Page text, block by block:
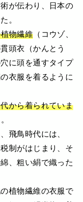
が伝わり、日本の
。
物繊維 （コウゾ、
頭衣（かんとう
に頭を通すタイプ
衣服を着るように
から着られていま
飛鳥時代には、
制がはじまり、そ
、粗い絹で織った
植物繊維の衣服で